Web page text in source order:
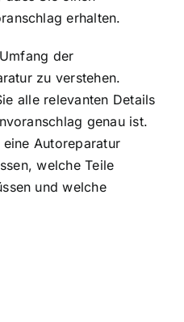
erhalten.
der
zu verstehen.
alle relevanten Details
genau ist.
Autoreparatur
welche Teile
und welche